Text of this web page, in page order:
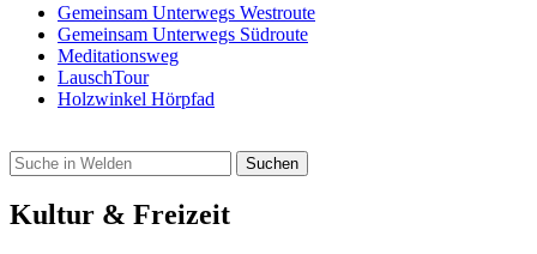
Gemeinsam Unterwegs Westroute
Gemeinsam Unterwegs Südroute
Meditationsweg
LauschTour
Holzwinkel Hörpfad
Kultur & Freizeit